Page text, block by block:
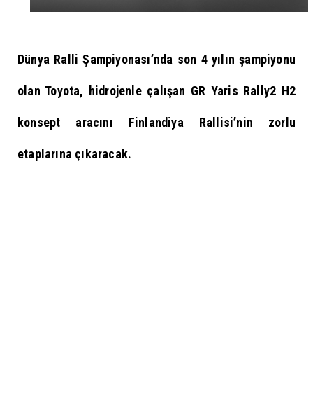
Dünya Ralli Şampiyonası’nda son 4 yılın şampiyonu
olan Toyota, hidrojenle çalışan GR Yaris Rally2 H2
konsept aracını Finlandiya Rallisi’nin zorlu
etaplarına çıkaracak.